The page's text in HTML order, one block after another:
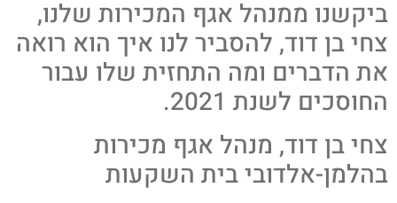
ביקשנו ממנהל אגף המכירות שלנו,
צחי בן דוד, להסביר לנו איך הוא רואה
את הדברים ומה התחזית שלו עבור
החוסכים לשנת 2021.
צחי בן דוד, מנהל אגף מכירות
בהלמן-אלדובי בית השקעות